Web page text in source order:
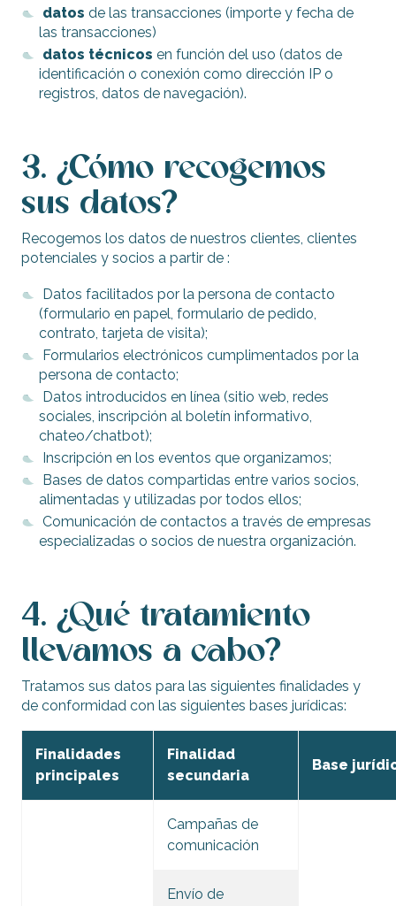
datos de las transacciones (importe y fecha de
las transacciones)
datos técnicos en función del uso (datos de
identificación o conexión como dirección IP o
registros, datos de navegación).
3. ¿Cómo recogemos
sus datos?
Recogemos los datos de nuestros clientes, clientes
potenciales y socios a partir de :
Datos facilitados por la persona de contacto
(formulario en papel, formulario de pedido,
contrato, tarjeta de visita);
Formularios electrónicos cumplimentados por la
persona de contacto;
Datos introducidos en línea (sitio web, redes
sociales, inscripción al boletín informativo,
chateo/chatbot);
Inscripción en los eventos que organizamos;
Bases de datos compartidas entre varios socios,
alimentadas y utilizadas por todos ellos;
Comunicación de contactos a través de empresas
especializadas o socios de nuestra organización.
4. ¿Qué tratamiento
llevamos a cabo?
Tratamos sus datos para las siguientes finalidades y
de conformidad con las siguientes bases jurídicas:
Finalidades
principales
Finalidad
secundaria
Base
Campañas de
comunicación
Envío de